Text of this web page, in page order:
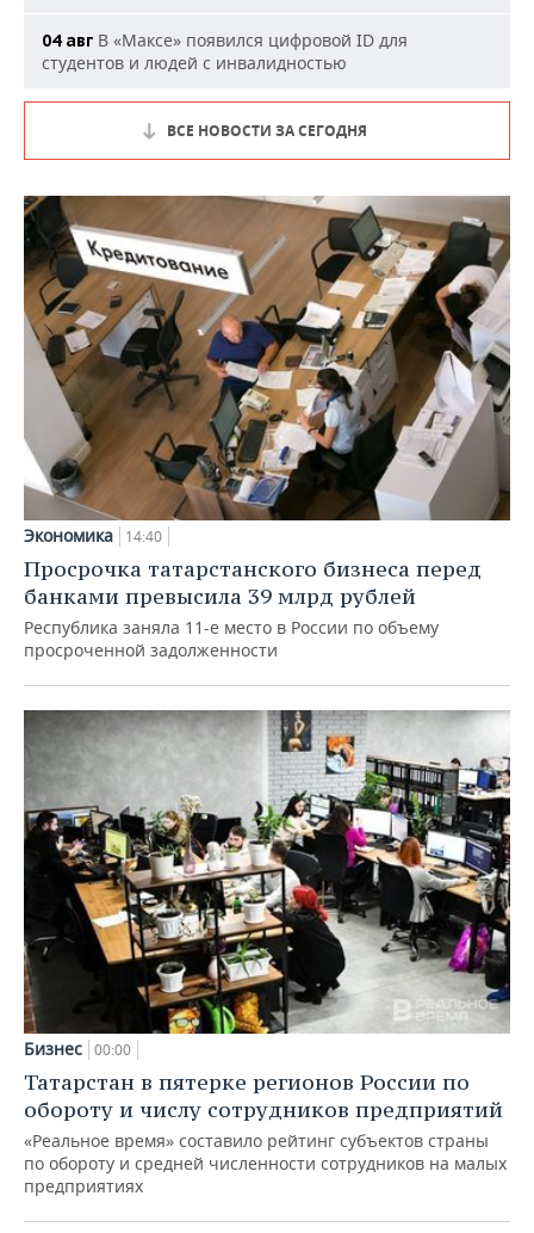
04 авг В «Максе» появился цифровой ID для
студентов и людей с инвалидностью
ВСЕ НОВОСТИ ЗА СЕГОДНЯ
Экономика 14:40
Просрочка татарстанского бизнеса перед
банками превысила 39 млрд рублей
Республика заняла 11-е место в России по объему
просроченной задолженности
Бизнес 00:00
Татарстан в пятерке регионов России по
обороту и числу сотрудников предприятий
«Реальное время» составило рейтинг субъектов страны
по обороту и средней численности сотрудников на малых
предприятиях